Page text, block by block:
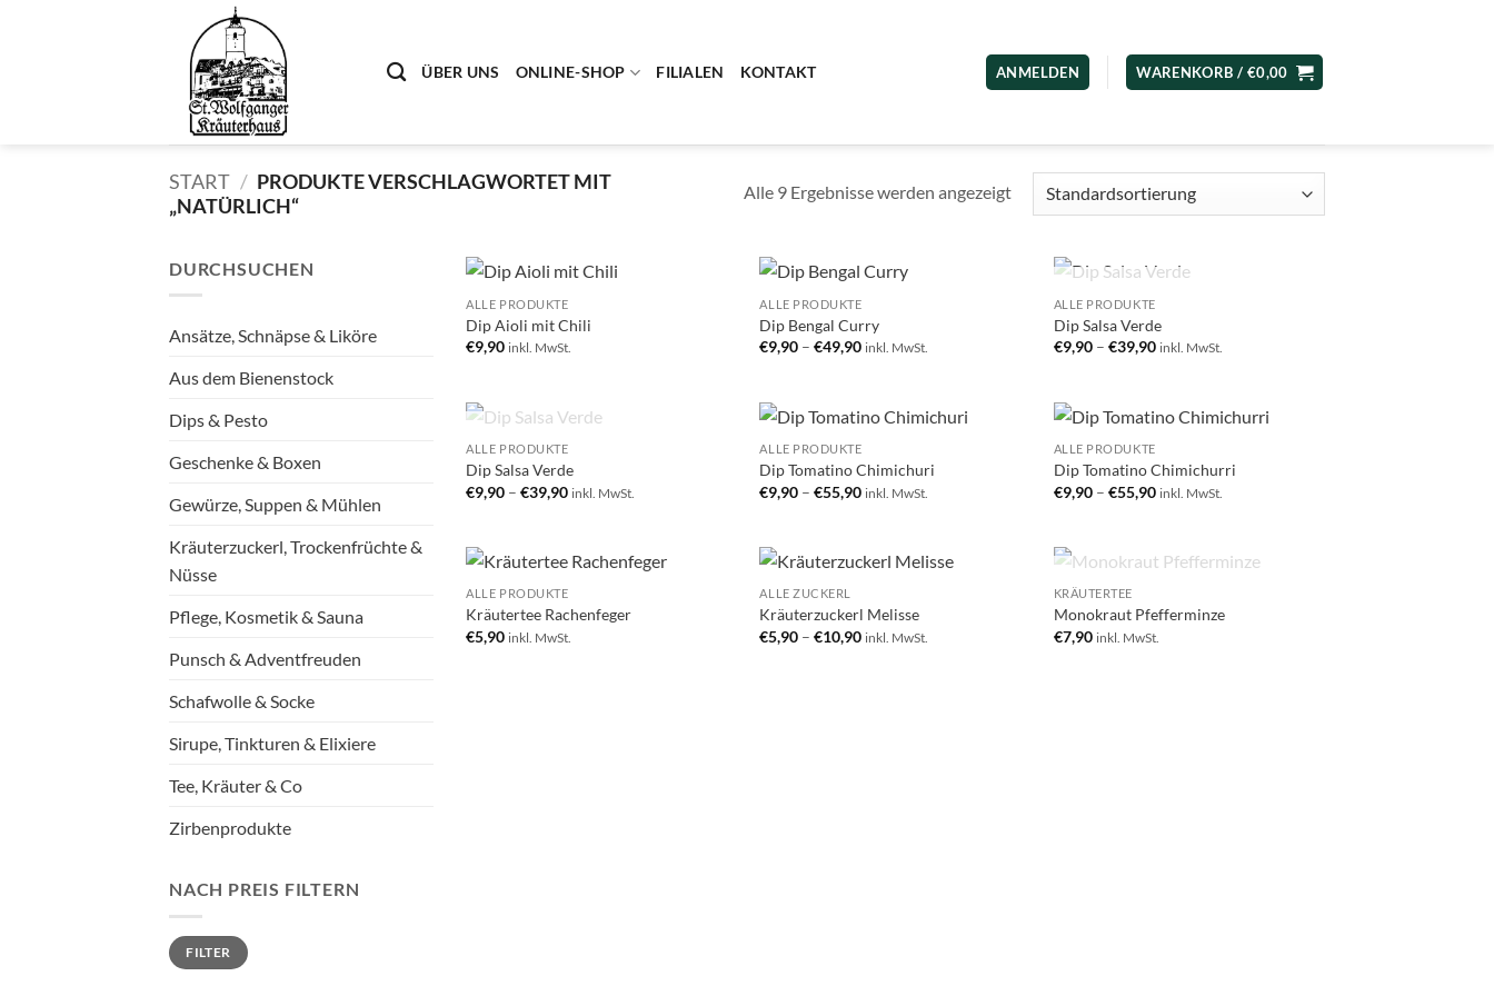
ÜBER UNS ONLINE-SHOP FILIALEN KONTAKT ANMELDEN WARENKORB / €0,00
START / PRODUKTE VERSCHLAGWORTET MIT
„NATÜRLICH“
Alle 9 Ergebnisse werden angezeigt
DURCHSUCHEN
Ansätze, Schnäpse & Liköre
Aus dem Bienenstock
Dips & Pesto
Geschenke & Boxen
Gewürze, Suppen & Mühlen
Kräuterzuckerl, Trockenfrüchte &
Nüsse
Pflege, Kosmetik & Sauna
Punsch & Adventfreuden
Schafwolle & Socke
Sirupe, Tinkturen & Elixiere
Tee, Kräuter & Co
Zirbenprodukte
NACH PREIS FILTERN
Min.
Preis
Max.
PreisFILTER
ALLE PRODUKTE
Dip Aioli mit Chili
€9,90 inkl. MwSt.
ALLE PRODUKTE
Dip Bengal Curry
€9,90 –€49,90 inkl. MwSt.
NICHT VORRÄTIG
ALLE PRODUKTE
Dip Salsa Verde
€9,90– €39,90 inkl. MwSt.
NICHT VORRÄTIG
ALLE PRODUKTE
Dip Salsa Verde
€9,90 –€39,90 inkl. MwSt.
ALLE PRODUKTE
Dip Tomatino Chimichuri
€9,90 –€55,90 inkl. MwSt.
ALLE PRODUKTE
Dip Tomatino Chimichurri
€9,90– €55,90 inkl. MwSt.
ALLE PRODUKTE
Kräutertee Rachenfeger
€5,90 inkl. MwSt.
ALLE ZUCKERL
Kräuterzuckerl Melisse
€5,90 –€10,90 inkl. MwSt.
NICHT VORRÄTIG
KRÄUTERTEE
Monokraut Pfefferminze
€7,90 inkl. MwSt.